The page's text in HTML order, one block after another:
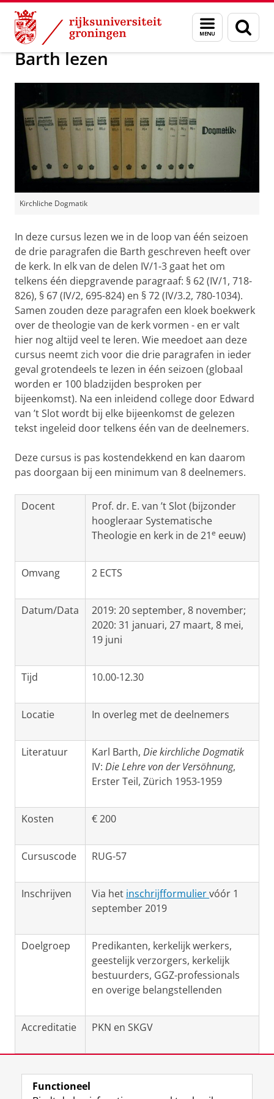
Skip
Content
Skip
Navigation
Menu
en
zoeken
Postacademisch Onderwijs
Barth lezen
Kirchliche Dogmatik
In deze cursus lezen we in de loop van één seizoen
de drie paragrafen die Barth geschreven heeft over
de kerk. In elk van de delen IV/1-3 gaat het om
telkens één diepgravende paragraaf: § 62 (IV/1, 718-
826), § 67 (IV/2, 695-824) en § 72 (IV/3.2, 780-1034).
Samen zouden deze paragrafen een kloek boekwerk
over de theologie van de kerk vormen - en er valt
hier nog altijd veel te leren. Wie meedoet aan deze
cursus neemt zich voor die drie paragrafen in ieder
geval grotendeels te lezen in één seizoen (globaal
worden er 100 bladzijden besproken per
bijeenkomst). Na een inleidend college door Edward
van ’t Slot wordt bij elke bijeenkomst de gelezen
tekst ingeleid door telkens één van de deelnemers.
Deze cursus is pas kostendekkend en kan daarom
pas doorgaan bij een minimum van 8 deelnemers.
Docent
Prof. dr. E. van ’t Slot (bijzonder
hoogleraar Systematische
Theologie en kerk in de 21e eeuw)
Omvang 2 ECTS
Datum/Data
2019: 20 september, 8 november;
2020: 31 januari, 27 maart, 8 mei,
19 juni
Tijd 10.00-12.30
Locatie In overleg met de deelnemers
Literatuur Karl Barth, Die kirchliche Dogmatik
IV: Die Lehre von der Versöhnung,
Erster Teil, Zürich 1953-1959
Kosten € 200
Cursuscode RUG-57
Inschrijven Via het inschrijfformuliervóór 1
september 2019
Doelgroep
Predikanten, kerkelijk werkers,
geestelijk verzorgers, kerkelijk
bestuurders, GGZ-professionals
en overige belangstellenden
Accreditatie PKN en SKGV
Laatst gewijzigd: 14 juni 2023 14:59
Functioneel